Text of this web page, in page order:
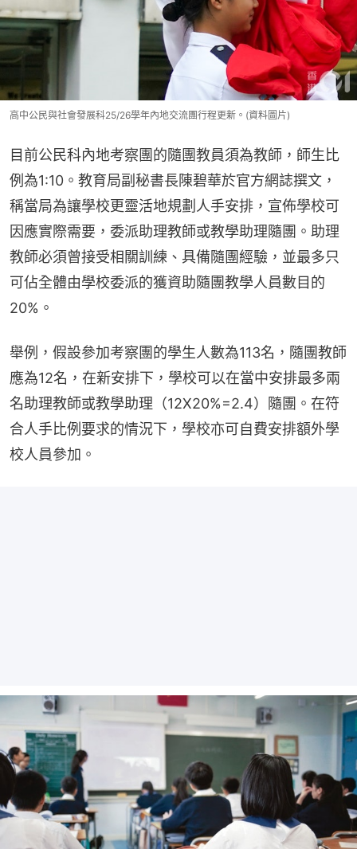
高中公民與社會發展科25/26學年內地交流團行程更新。(資料圖片)
目前公民科內地考察團的隨團教員須為教師，師生比
例為1:10。教育局副秘書長陳碧華於官方網誌撰文，
稱當局為讓學校更靈活地規劃人手安排，宣佈學校可
因應實際需要，委派助理教師或教學助理隨團。助理
教師必須曾接受相關訓練、具備隨團經驗，並最多只
可佔全體由學校委派的獲資助隨團教學人員數目的
20%。
舉例，假設參加考察團的學生人數為113名，隨團教師
應為12名，在新安排下，學校可以在當中安排最多兩
名助理教師或教學助理（12X20%=2.4）隨團。在符
合人手比例要求的情況下，學校亦可自費安排額外學
校人員參加。